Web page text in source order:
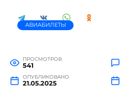
АВИАБИЛЕТЫ
ПРОСМОТРОВ
541
ОПУБЛИКОВАНО
21.05.2025